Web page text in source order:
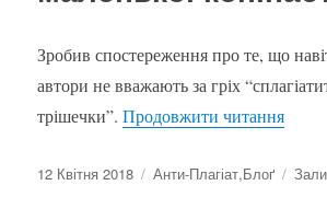
Зробив спостереження про те, що
автори не вважають за гріх
трішечки”.Продовжити читання
Оприлюднено
12 Квітня 2018 Категорії
Анти-Плагіат,Блоґ